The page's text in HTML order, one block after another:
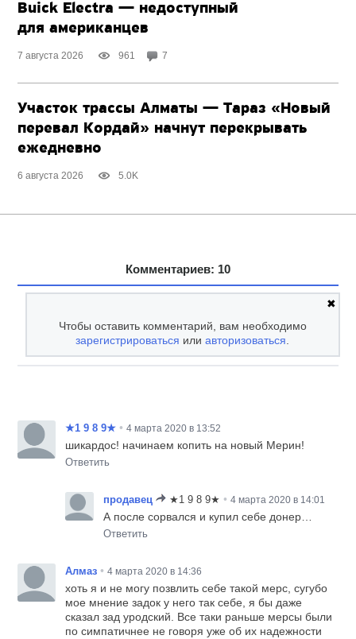
Buick Electra — недоступный
для американцев
7 августа 2026 961 7
Участок трассы Алматы — Тараз «Новый
перевал Кордай» начнут перекрывать
ежедневно
6 августа 2026 5.0K
Комментариев: 10
✖
Чтобы оставить комментарий, вам необходимо
зарегистрироваться илиавторизоваться
★1 9 8 9★ • 4 марта 2020 в 13:52
шикардос! начинаем копить на новый Мерин!
Ответить
продавец ★1 9 8 9★ • 4 марта 2020 в 14:01
А после сорвался и купил себе донер…
Ответить
Алмаз • 4 марта 2020 в 14:36
хоть я и не могу позвлить себе такой мерс, сугубо
мое мнение задок у него так себе, я бы даже
сказал зад уродский. Все таки раньше мерсы были
по симпатичнее не говоря уже об их надежности